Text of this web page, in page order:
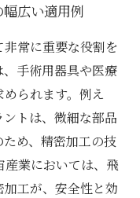
広い適用例
常に重要な役割を
手術用器具や医療
られます。例え
トは、微細な部品
め、精密加工の技
業においては、飛
工が、安全性と効